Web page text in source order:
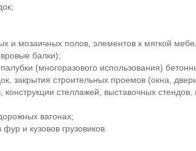
и мозаичных полов, элементов к мягкой
балки);
(многоразового использования)
закрытия строительных проемов (окна,
стеллажей, выставочных
вагонах;
и кузовов грузовиков.